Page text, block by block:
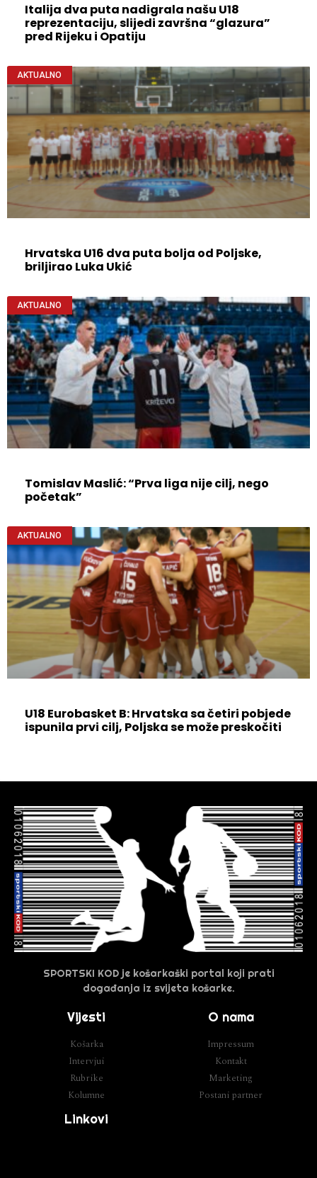
Italija dva puta nadigrala našu U18
reprezentaciju, slijedi završna “glazura”
pred Rijeku i Opatiju
AKTUALNO
Hrvatska U16 dva puta bolja od Poljske,
briljirao Luka Ukić
AKTUALNO
Tomislav Maslić: “Prva liga nije cilj, nego
početak”
AKTUALNO
U18 Eurobasket B: Hrvatska sa četiri pobjede
ispunila prvi cilj, Poljska se može preskočiti
SPORTSKI KOD je košarkaški portal koji prati
događanja iz svijeta košarke.
Vijesti
Košarka
Intervjui
Rubrike
Kolumne
O nama
Impressum
Kontakt
Marketing
Postani partner
Linkovi